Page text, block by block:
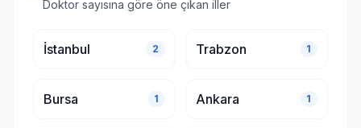
Doktor sayısına göre öne çıkan iller
İstanbul 2 Trabzon 1
Bursa 1 Ankara 1